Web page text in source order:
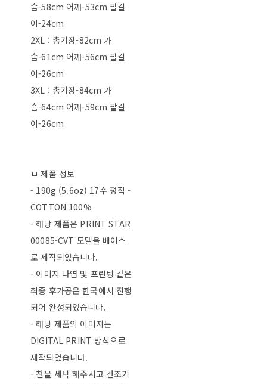
슴-58cm 어깨-53cm 팔길
이-24cm
2XL : 총기장-82cm 가
슴-61cm 어깨-56cm 팔길
이-26cm
3XL : 총기장-84cm 가
슴-64cm 어깨-59cm 팔길
이-26cm
ㅁ 제품 정보
- 190g (5.6oz) 17수 평직 -
COTTON 100%
- 해당 제품은 PRINT STAR
00085-CVT 모델을 베이스
로 제작되었습니다.
- 이미지 나염 및 프린팅 같은
최종 후가공은 한국에서 진행
되어 완성되었습니다.
- 해당 제품의 이미지는
DIGITAL PRINT 방식으로
제작되었습니다.
- 찬물 세탁 해주시고 건조기